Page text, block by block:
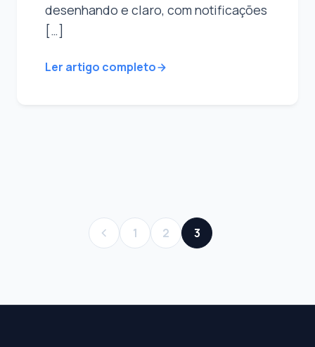
desenhando e claro, com notificações
[…]
Ler artigo completo
Paginação
1 2 3